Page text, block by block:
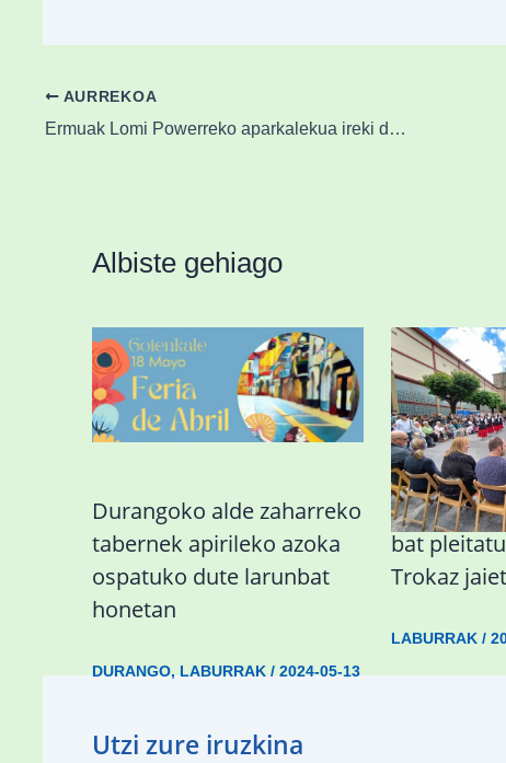
AURREKOA
Ermuak Lomi Powerreko aparkalekua ireki du, 90 autoentzat eta 13 motorrentzat
Albiste gehiago
Durangoko alde zaharreko
tabernek apirileko azoka
ospatuko dute larunbat
honetan
DURANGO, LABURRAK/ 2024-05-13
Abadiñok
bat
Trokaz
LABURRAK /
Utzi zure iruzkina